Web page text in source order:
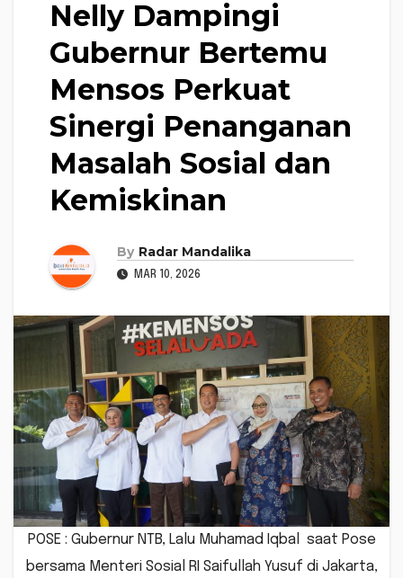
Nelly Dampingi
Gubernur Bertemu
Mensos Perkuat
Sinergi Penanganan
Masalah Sosial dan
Kemiskinan
By Radar Mandalika
MAR 10, 2026
POSE : Gubernur NTB, Lalu Muhamad Iqbal saat Pose
bersama Menteri Sosial RI Saifullah Yusuf di Jakarta,